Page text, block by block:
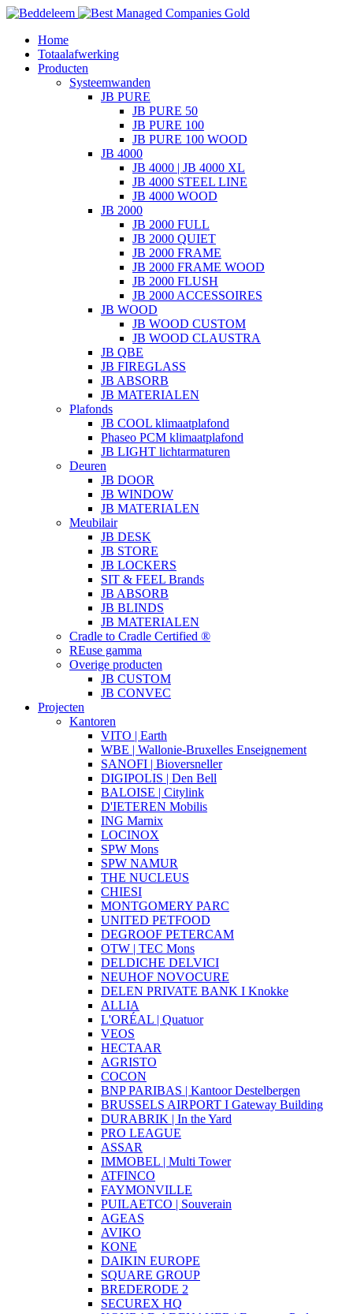
Overslaan
naar
inhoud
Home
Totaalafwerking
Producten
Systeemwanden
JB PURE
JB PURE 50
JB PURE 100
JB PURE 100 WOOD
JB 4000
JB 4000 | JB 4000 XL
JB 4000 STEEL LINE
JB 4000 WOOD
JB 2000
JB 2000 FULL
JB 2000 QUIET
JB 2000 FRAME
JB 2000 FRAME WOOD
JB 2000 FLUSH
JB 2000 ACCESSOIRES
JB WOOD
JB WOOD CUSTOM
JB WOOD CLAUSTRA
JB QBE
JB FIREGLASS
JB ABSORB
JB MATERIALEN
Plafonds
JB COOL klimaatplafond
Phaseo PCM klimaatplafond
JB LIGHT lichtarmaturen
Deuren
JB DOOR
JB WINDOW
JB MATERIALEN
Meubilair
JB DESK
JB STORE
JB LOCKERS
SIT & FEEL Brands
JB ABSORB
JB BLINDS
JB MATERIALEN
Cradle to Cradle Certified ®
REuse gamma
Overige producten
JB CUSTOM
JB CONVEC
Projecten
Kantoren
VITO | Earth
WBE | Wallonie-Bruxelles Enseignement
SANOFI | Bioversneller
DIGIPOLIS | Den Bell
BALOISE | Citylink
D'IETEREN Mobilis
ING Marnix
LOCINOX
SPW Mons
SPW NAMUR
THE NUCLEUS
CHIESI
MONTGOMERY PARC
UNITED PETFOOD
DEGROOF PETERCAM
OTW | TEC Mons
DELDICHE DELVICI
NEUHOF NOVOCURE
DELEN PRIVATE BANK I Knokke
ALLIA
L'ORÉAL | Quatuor
VEOS
HECTAAR
AGRISTO
COCON
BNP PARIBAS | Kantoor Destelbergen
BRUSSELS AIRPORT I Gateway Building
DURABRIK | In the Yard
PRO LEAGUE
ASSAR
IMMOBEL | Multi Tower
ATFINCO
FAYMONVILLE
PUILAETCO | Souverain
AGEAS
AVIKO
KONE
DAIKIN EUROPE
SQUARE GROUP
BREDERODE 2
SECUREX HQ